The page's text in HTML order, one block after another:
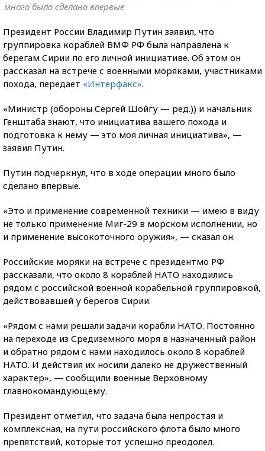
много было сделано впервые
Президент России Владимир Путин заявил, что
группировка кораблей ВМФ РФ была направлена к
берегам Сирии по его личной инициативе. Об этом он
рассказал на встрече с военными моряками, участниками
похода, передает «Интерфакс».
«Министр (обороны Сергей Шойгу — ред.)) и начальник
Генштаба знают, что инициатива вашего похода и
подготовка к нему — это моя личная инициатива», —
заявил Путин.
Путин подчеркнул, что в ходе операции много было
сделано впервые.
«Это и применение современной техники — имею в виду
не только применение Миг-29 в морском исполнении, но
и применение высокоточного оружия», — сказал он.
Российские моряки на встрече с президентмо РФ
рассказали, что около 8 кораблей НАТО находились
рядом с российской военной корабельной группировкой,
действовавшей у берегов Сирии.
«Рядом с нами решали задачи корабли НАТО. Постоянно
на переходе из Средиземного моря в назначенный район
и обратно рядом с нами находилось около 8 кораблей
НАТО. И действия их носили далеко не дружественный
характер», — сообщили военные Верховному
главнокомандующему.
Президент отметил, что задача была непростая и
комплексная, на пути российского флота было много
препятствий, которые тот успешно преодолел.